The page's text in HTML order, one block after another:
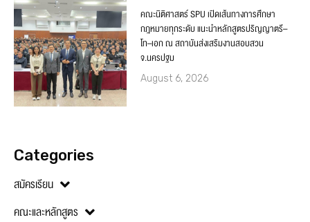
คณะนิติศาสตร์ SPU เปิดเส้นทางการศึกษา
กฎหมายทุกระดับ แนะนำหลักสูตรปริญญาตรี–
โท–เอก ณ สถาบันส่งเสริมงานสอบสวน
จ.นครปฐม
August 6, 2026
Categories
สมัครเรียน
คณะและหลักสูตร